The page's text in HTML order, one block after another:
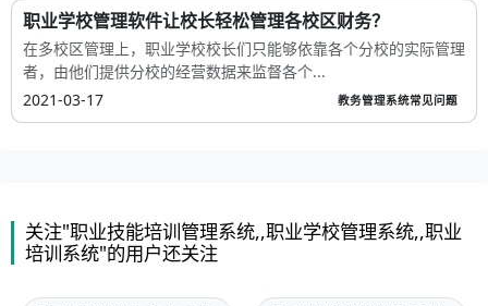
职业学校管理软件让校长轻松管理各校区财务？
在多校区管理上，职业学校校长们只能够依靠各个分校的实际管理
者，由他们提供分校的经营数据来监督各个...
2021-03-17
教务管理系统常见问题
关注"职业技能培训管理系统,,职业学校管理系统,,职业
培训系统"的用户还关注